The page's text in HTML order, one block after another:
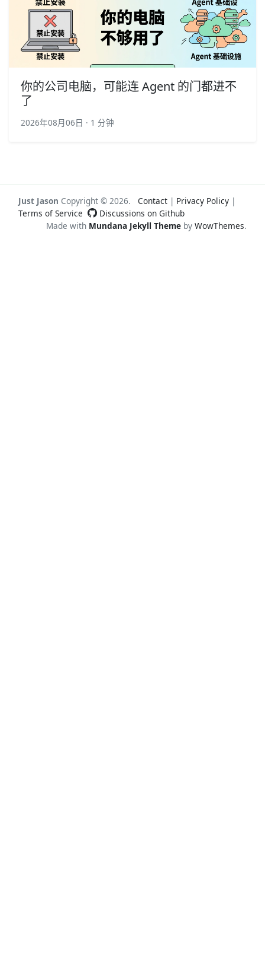
你的公司电脑，可能连 Agent 的门都进不
了
2026年08月06日 · 1 分钟
Just Jason Copyright © 2026. Contact | Privacy Policy |
Terms of Service
Discussions on Github
Made with Mundana Jekyll Theme by WowThemes.